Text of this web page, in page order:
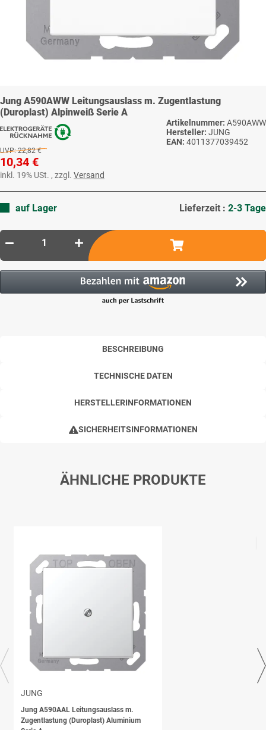
Jung A590AWW Leitungsauslass m. Zugentlastung
(Duroplast) Alpinweiß Serie A
Artikelnummer: A590AWW
Hersteller: JUNG
EAN: 4011377039452
UVP: 22,82 €
10,34 €
inkl. 19% USt. , zzgl. Versand
auf Lager Lieferzeit : 2-3 Tage
BESCHREIBUNG
TECHNISCHE DATEN
HERSTELLERINFORMATIONEN
SICHERHEITSINFORMATIONEN
ÄHNLICHE PRODUKTE
JUNG
Jung A590AAL Leitungsauslass m.
Zugentlastung (Duroplast) Aluminium